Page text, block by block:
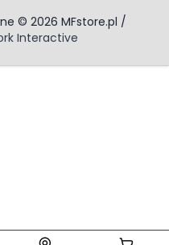
© 2026 MFstore.pl /
Interactive